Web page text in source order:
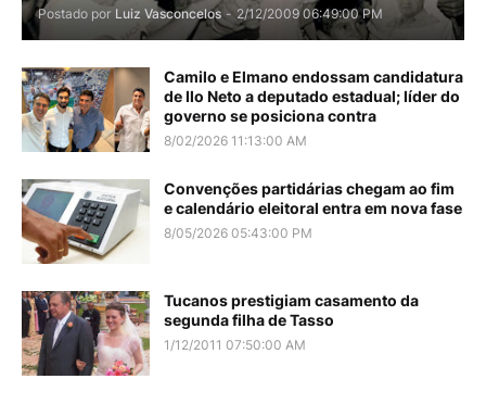
Postado por Luiz Vasconcelos - 2/12/2009 06:49:00 PM
Camilo e Elmano endossam candidatura
de Ilo Neto a deputado estadual; líder do
governo se posiciona contra
8/02/2026 11:13:00 AM
Convenções partidárias chegam ao fim
e calendário eleitoral entra em nova fase
8/05/2026 05:43:00 PM
Tucanos prestigiam casamento da
segunda filha de Tasso
1/12/2011 07:50:00 AM